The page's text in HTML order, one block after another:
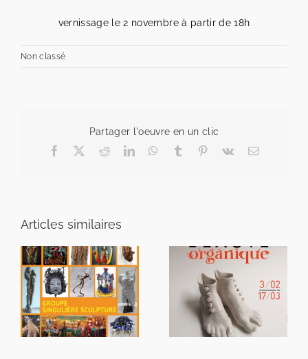
vernissage le 2 novembre à partir de 18h
Non classé
Partager l'oeuvre en un clic
Facebook RedditLinkedInWhatsApp
Tumblr Pinterest
Vk Email
Articles similaires
Exposition Beauté
Organique
91ème Salon de la
société artistique
d’Etampes